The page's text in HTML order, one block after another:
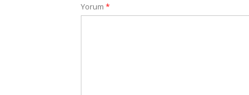
Yorum *